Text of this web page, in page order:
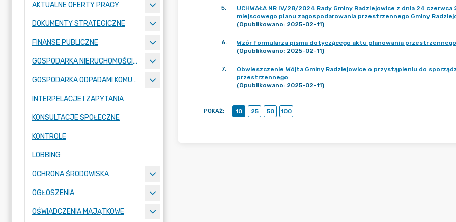
AKTUALNE OFERTY PRACY
DOKUMENTY STRATEGICZNE
FINANSE PUBLICZNE
GOSPODARKA NIERUCHOMOŚCIAMI
GOSPODARKA ODPADAMI KOMUNALNYMI
INTERPELACJE I ZAPYTANIA
KONSULTACJE SPOŁECZNE
KONTROLE
LOBBING
OCHRONA ŚRODOWISKA
OGŁOSZENIA
OŚWIADCZENIA MAJĄTKOWE
5.
UCHWAŁA NR IV/28/2024 Rady Gminy Radziejowice z dnia 24
miejscowego planu zagospodarowania przestrzennego Gminy
(Opublikowano: 2025-02-11)
6.
Wzór formularza pisma dotyczącego aktu planowania przestrzennego
(Opublikowano: 2025-02-11)
7.
Obwieszczenie Wójta Gminy Radziejowice o przystąpieniu do
przestrzennego
(Opublikowano: 2025-02-11)
POKAŻ: 10 25 50 100